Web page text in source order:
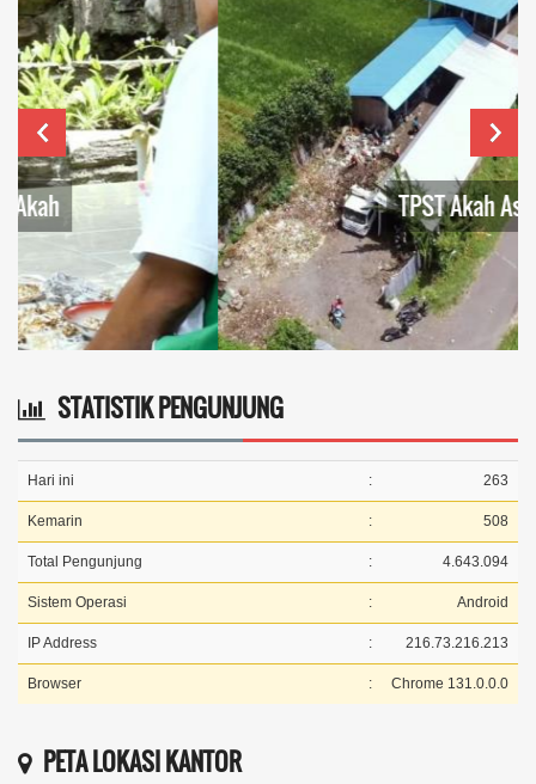
TPST Akah Asri
STATISTIK PENGUNJUNG
Hari ini : 263
Kemarin : 508
Total Pengunjung : 4.643.094
Sistem Operasi : Android
IP Address : 216.73.216.213
Browser : Chrome 131.0.0.0
PETA LOKASI KANTOR